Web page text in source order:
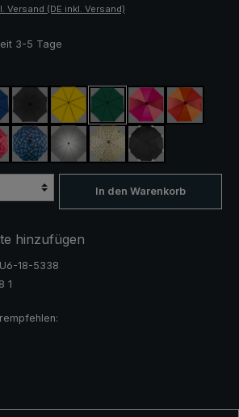
Versand (DE inkl. Versand)
3-5 Tage
schwarzgelb dunkelgrünpink / rot / weinrot
orange /
rosa / rot kariert
blau / grün kariert
silber, UV-Schutz 50+
camouflageschwarz, mit
In den Warenkorb
hinzufügen
18-5338
1